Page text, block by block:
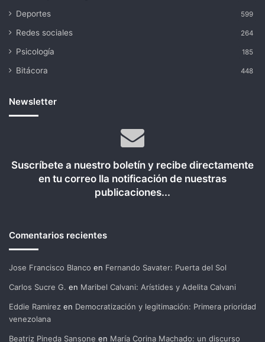
Deportes 599
Redes sociales 264
Psicología 185
Bitácora 448
Newsletter
Suscríbete a nuestro boletín y recibe directamente
en tu correo lla notificación de nuestras
publicaciones...
Comentarios recientes
Jose Francisco Blanco en Fernando Savater: Puerta del Sol
Carlos Sucre G. en Maribel Calvani: Arístides y Adelita Calvani
Eddie Ramirez en Democratización y legitimación: Primera prioridad
venezolana
Beatriz Pineda Sansone en María Corina Machado: un discurso